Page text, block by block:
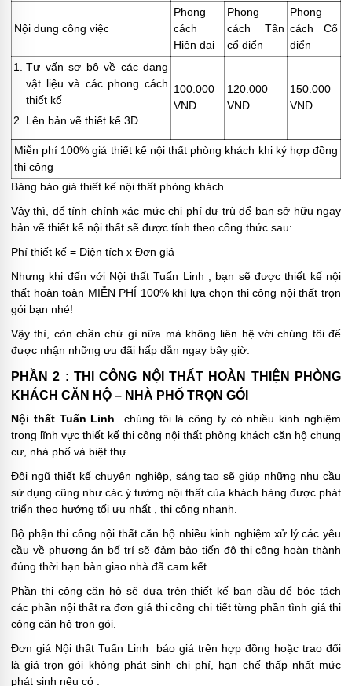
Nội dung công việc
Phong
cách
Hiện đại
Phong
cách Tân
cổ điển
Phong
cách Cổ
điển
Tư vấn sơ bộ về các dạng
vật liệu và các phong cách
thiết kế
Lên bản vẽ thiết kế 3D
100.000
VNĐ
120.000
VNĐ
150.000
VNĐ
Miễn phí 100% giá thiết kế nội thất phòng khách khi ký hợp đồng
thi công
Bảng báo giá thiết kế nội thất phòng khách
Vậy thì, để tính chính xác mức chi phí dự trù để bạn sở hữu ngay
bản vẽ thiết kế nội thất sẽ được tính theo công thức sau:
Phí thiết kế = Diện tích x Đơn giá
Nhưng khi đến với Nội thất Tuấn Linh , bạn sẽ được thiết kế nội
thất hoàn toàn MIỄN PHÍ 100% khi lựa chọn thi công nội thất trọn
gói bạn nhé!
Vậy thì, còn chần chừ gì nữa mà không liên hệ với chúng tôi để
được nhận những ưu đãi hấp dẫn ngay bây giờ.
PHẦN 2 : THI CÔNG NỘI THẤT HOÀN THIỆN PHÒNG
KHÁCH CĂN HỘ – NHÀ PHỐ TRỌN GÓI
Nội thất Tuấn Linh chúng tôi là công ty có nhiều kinh nghiệm
trong lĩnh vực thiết kế thi công nội thất phòng khách căn hộ chung
cư, nhà phố và biệt thự.
Đội ngũ thiết kế chuyên nghiệp, sáng tạo sẽ giúp những nhu cầu
sử dụng cũng như các ý tưởng nội thất của khách hàng được phát
triển theo hướng tối ưu nhất , thi công nhanh.
Bộ phận thi công nội thất căn hộ nhiều kinh nghiệm xử lý các yêu
cầu về phương án bố trí sẽ đảm bảo tiến độ thi công hoàn thành
đúng thời hạn bàn giao nhà đã cam kết.
Phần thi công căn hộ sẽ dựa trên thiết kế ban đầu để bóc tách
các phần nội thất ra đơn giá thi công chi tiết từng phần tình giá thi
công căn hộ trọn gói.
Đơn giá Nội thất Tuấn Linh báo giá trên hợp đồng hoặc trao đổi
là giá trọn gói không phát sinh chi phí, hạn chế thấp nhất mức
phát sinh nếu có .